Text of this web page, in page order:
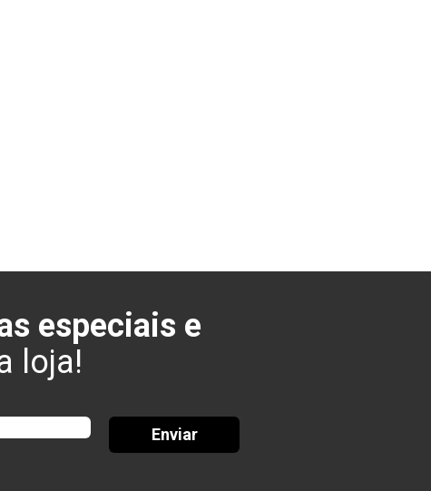
especiais e
loja!
Enviar